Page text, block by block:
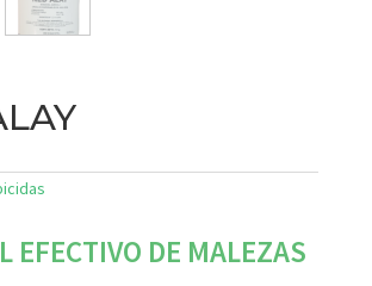
EFECTIVO DE MALEZAS